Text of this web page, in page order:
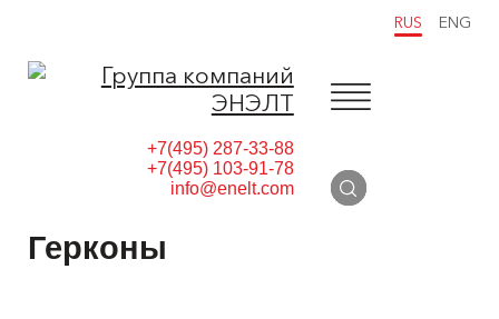
RUS ENG
+7(495) 287-33-88
+7(495) 103-91-78
info@enelt.com
Герконы